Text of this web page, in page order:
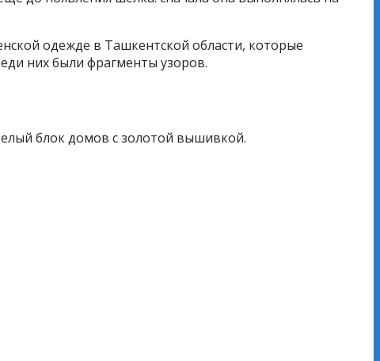
одежде в Ташкентской области, которые
них были фрагменты узоров.
блок домов с золотой вышивкой.